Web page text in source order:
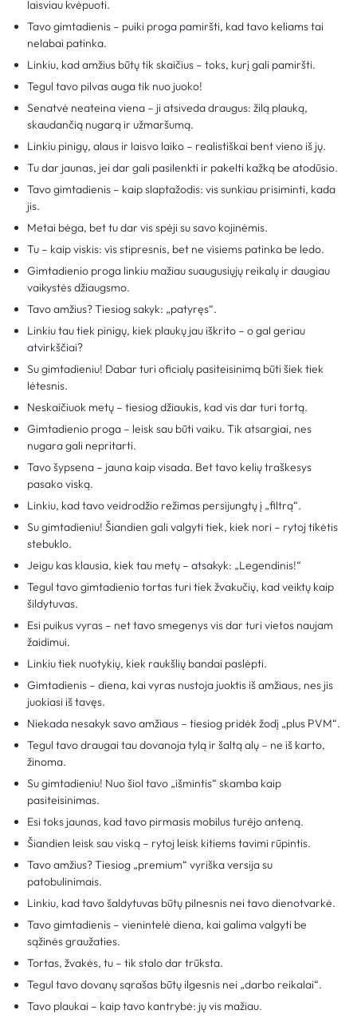
laisviau kvėpuoti.
Tavo gimtadienis – puiki proga pamiršti, kad tavo keliams tai
nelabai patinka.
Linkiu, kad amžius būtų tik skaičius – toks, kurį gali pamiršti.
Tegul tavo pilvas auga tik nuo juoko!
Senatvė neateina viena – ji atsiveda draugus: žilą plauką,
skaudančią nugarą ir užmaršumą.
Linkiu pinigų, alaus ir laisvo laiko – realistiškai bent vieno iš jų.
Tu dar jaunas, jei dar gali pasilenkti ir pakelti kažką be atodūsio.
Tavo gimtadienis – kaip slaptažodis: vis sunkiau prisiminti, kada
jis.
Metai bėga, bet tu dar vis spėji su savo kojinėmis.
Tu – kaip viskis: vis stipresnis, bet ne visiems patinka be ledo.
Gimtadienio proga linkiu mažiau suaugusiųjų reikalų ir daugiau
vaikystės džiaugsmo.
Tavo amžius? Tiesiog sakyk: „patyręs“.
Linkiu tau tiek pinigų, kiek plaukų jau iškrito – o gal geriau
atvirkščiai?
Su gimtadieniu! Dabar turi oficialų pasiteisinimą būti šiek tiek
lėtesnis.
Neskaičiuok metų – tiesiog džiaukis, kad vis dar turi tortą.
Gimtadienio proga – leisk sau būti vaiku. Tik atsargiai, nes
nugara gali nepritarti.
Tavo šypsena – jauna kaip visada. Bet tavo kelių traškesys
pasako viską.
Linkiu, kad tavo veidrodžio režimas persijungtų į „filtrą“.
Su gimtadieniu! Šiandien gali valgyti tiek, kiek nori – rytoj tikėtis
stebuklo.
Jeigu kas klausia, kiek tau metų – atsakyk: „Legendinis!“
Tegul tavo gimtadienio tortas turi tiek žvakučių, kad veiktų kaip
šildytuvas.
Esi puikus vyras – net tavo smegenys vis dar turi vietos naujam
žaidimui.
Linkiu tiek nuotykių, kiek raukšlių bandai paslėpti.
Gimtadienis – diena, kai vyras nustoja juoktis iš amžiaus, nes jis
juokiasi iš tavęs.
Niekada nesakyk savo amžiaus – tiesiog pridėk žodį „plus PVM“.
Tegul tavo draugai tau dovanoja tylą ir šaltą alų – ne iš karto,
žinoma.
Su gimtadieniu! Nuo šiol tavo „išmintis“ skamba kaip
pasiteisinimas.
Esi toks jaunas, kad tavo pirmasis mobilus turėjo anteną.
Šiandien leisk sau viską – rytoj leisk kitiems tavimi rūpintis.
Tavo amžius? Tiesiog „premium“ vyriška versija su
patobulinimais.
Linkiu, kad tavo šaldytuvas būtų pilnesnis nei tavo dienotvarkė.
Tavo gimtadienis – vienintelė diena, kai galima valgyti be
sąžinės graužaties.
Tortas, žvakės, tu – tik stalo dar trūksta.
Tegul tavo dovanų sąrašas būtų ilgesnis nei „darbo reikalai“.
Tavo plaukai – kaip tavo kantrybė: jų vis mažiau.